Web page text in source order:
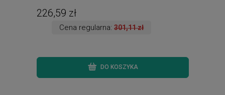
226,59 zł
Cena regularna:301,11 zł
DO KOSZYKA